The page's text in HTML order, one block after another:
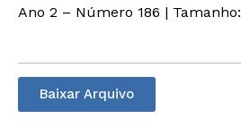
Ano 2 – Número 186 |
Baixar Arquivo